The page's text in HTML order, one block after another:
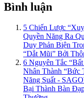
Bình luận
5 Chiến Lược
Quyền Năng Ra
Duy Phản Biện
“Dắt Mũi” Bởi
6 Nguyên Tắc
Nhân Thành “Bức
Năng Suất -
Bại Thành Bàn